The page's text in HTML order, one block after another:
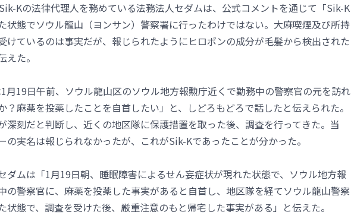
Kの法律代理人を務めている法務法人セダムは、公式コメントを通じて「Sik-K
状態でソウル龍山（ヨンサン）警察署に行ったわけではない。大麻喫煙及び所持
けているのは事実だが、報じられたようにヒロポンの成分が毛髪から検出された
えた。
月19日午前、ソウル龍山区のソウル地方報勲庁近くで勤務中の警察官の元を訪れ
？麻薬を投薬したことを自首したい」と、しどろもどろで話したと伝えられた。
深刻だと判断し、近くの地区隊に保護措置を取った後、調査を行ってきた。当
の実名は報じられなかったが、これがSik-Kであったことが分かった。
ダムは「1月19日朝、睡眠障害によるせん妄症状が現れた状態で、ソウル地方報
の警察官に、麻薬を投薬した事実があると自首し、地区隊を経てソウル龍山警察
状態で、調査を受けた後、厳重注意のもと帰宅した事実がある」と伝えた。